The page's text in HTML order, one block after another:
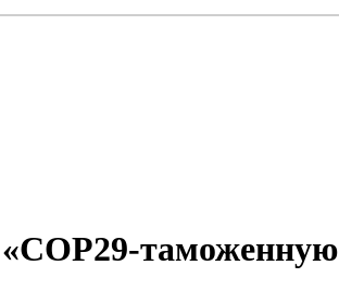
таможенную